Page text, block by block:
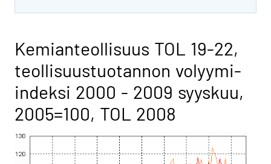
Kemianteollisuus TOL 19-22,
teollisuustuotannon volyymi-
indeksi 2000 - 2009 syyskuu,
2005=100, TOL 2008